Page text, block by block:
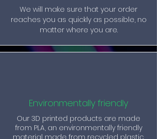
We will make sure that your order
reaches you as quickly as possible, no
matter where you are.
Environmentally friendly
Our 3D printed products are made
from PLA, an environmentally friendly
material made from recycled plastic.